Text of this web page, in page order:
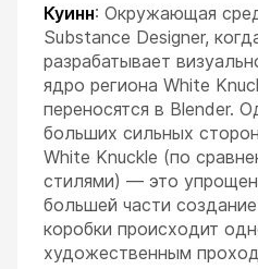
Куинн: Окружающая
Substance Designer,
разрабатывает
ядро региона White
переносятся в Blender.
больших сильных
White Knuckle (по
стилями) — это
большей части
коробки происходит
художественным